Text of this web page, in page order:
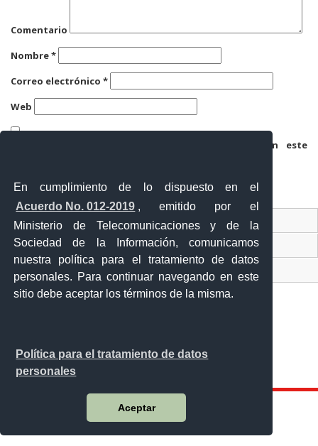
En cumplimiento de lo dispuesto en el
Acuerdo No. 012-2019 , emitido por el
Ministerio de Telecomunicaciones y de la
Sociedad de la Información, comunicamos
nuestra política para el tratamiento de datos
personales. Para continuar navegando en este
sitio debe aceptar los términos de la misma.
Política para el tratamiento de datos
personales
Aceptar
Comentario
Nombre*
Correo electrónico *
Web
Guarda mi nombre, correo electrónico y web en este
Contacto Ciudadano
Ventanilla Única de Comercio Exterior
Sistema Nacional de Información (SNI)
Calle 12 de febrero y Vicente Rocafuerte
Orellana - Ecuador